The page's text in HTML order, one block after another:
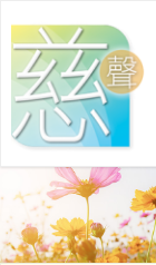
to
content